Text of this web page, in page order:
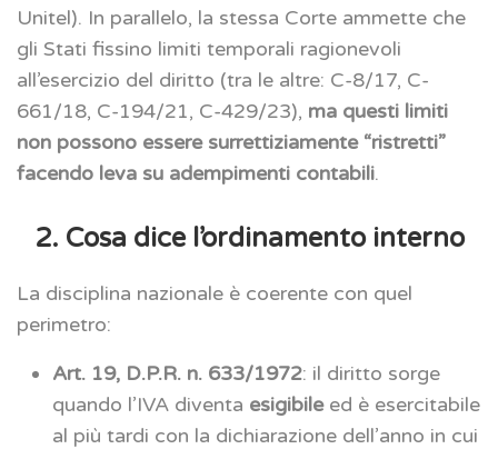
Unitel). In parallelo, la stessa Corte ammette che
gli Stati fissino limiti temporali ragionevoli
all’esercizio del diritto (tra le altre: C-8/17, C-
661/18, C-194/21, C-429/23), ma questi limiti
non possono essere surrettiziamente “ristretti”
facendo leva su adempimenti contabili.
2. Cosa dice l’ordinamento interno
La disciplina nazionale è coerente con quel
perimetro:
Art. 19, D.P.R. n. 633/1972: il diritto sorge
quando l’IVA diventa esigibileed è esercitabile
al più tardi con la dichiarazione dell’anno in cui